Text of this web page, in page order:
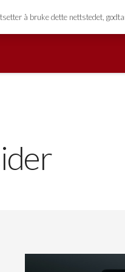
å bruke dette nettstedet,